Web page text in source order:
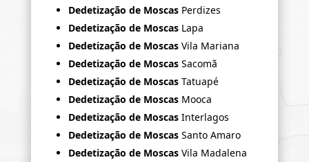
Dedetização de Moscas Perdizes
Dedetização de Moscas Lapa
Dedetização de Moscas Vila Mariana
Dedetização de Moscas Sacomã
Dedetização de Moscas Tatuapé
Dedetização de Moscas Mooca
Dedetização de Moscas Interlagos
Dedetização de Moscas Santo Amaro
Dedetização de Moscas Vila Madalena